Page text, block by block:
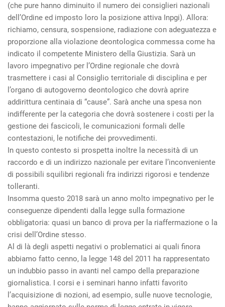
(che pure hanno diminuito il numero dei consiglieri nazionali
dell’Ordine ed imposto loro la posizione attiva Inpgi). Allora:
richiamo, censura, sospensione, radiazione con adeguatezza e
proporzione alla violazione deontologica commessa come ha
indicato il competente Ministero della Giustizia. Sarà un
lavoro impegnativo per l’Ordine regionale che dovrà
trasmettere i casi al Consiglio territoriale di disciplina e per
l’organo di autogoverno deontologico che dovrà aprire
addirittura centinaia di “cause”. Sarà anche una spesa non
indifferente per la categoria che dovrà sostenere i costi per la
gestione dei fascicoli, le comunicazioni formali delle
contestazioni, le notifiche dei provvedimenti.
In questo contesto si prospetta inoltre la necessità di un
raccordo e di un indirizzo nazionale per evitare l’inconveniente
di possibili squilibri regionali fra indirizzi rigorosi e tendenze
tolleranti.
Insomma questo 2018 sarà un anno molto impegnativo per le
conseguenze dipendenti dalla legge sulla formazione
obbligatoria: quasi un banco di prova per la riaffermazione o la
crisi dell’Ordine stesso.
Al di là degli aspetti negativi o problematici ai quali finora
abbiamo fatto cenno, la legge 148 del 2011 ha rappresentato
un indubbio passo in avanti nel campo della preparazione
giornalistica. I corsi e i seminari hanno infatti favorito
l’acquisizione di nozioni, ad esempio, sulle nuove tecnologie,